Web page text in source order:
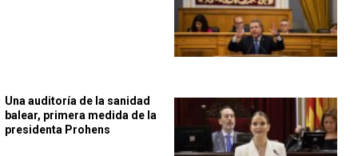
Una auditoría de la sanidad
balear, primera medida de la
presidenta Prohens